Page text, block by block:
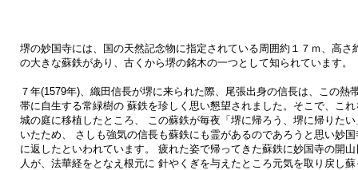
堺の妙国寺には、国の天然記念物に指定されている周囲約１７ｍ、高さ
の大きな蘇鉄があり、古くから堺の銘木の一つとして知られてい
７年(1579年)、織田信長が堺に来られた際、尾張出身の信長は、この熱
帯に自生する常緑樹の 蘇鉄を珍しく思い懇望されました。そこで、これ
城の庭に移植したところ、 この蘇鉄が毎夜「堺に帰ろう、堺に帰りたい
いたため、 さしも強気の信長も蘇鉄にも霊があるのであろうと思い妙
に返したといわれています。 疲れた姿で帰ってきた蘇鉄に妙国寺の開
人が、法華経をとなえ根元に 針やくぎを与えたところ元気を取り戻し